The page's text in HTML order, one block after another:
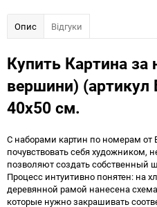
Опис Відгуки
Купить Картина за
вершини) (артикул
40x50 см.
С наборами картин по номерам
почувствовать себя художником,
позволяют создать собственный
Процесс интуитивно понятен: на
деревянной рамой нанесена
которые нужно закрашивать